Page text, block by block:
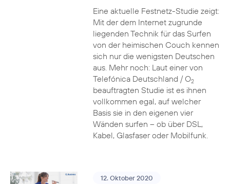
Eine aktuelle Festnetz-Studie zeigt:
Mit der dem Internet zugrunde
liegenden Technik für das Surfen
von der heimischen Couch kennen
sich nur die wenigsten Deutschen
aus. Mehr noch: Laut einer von
Telefónica Deutschland / O2
beauftragten Studie ist es ihnen
vollkommen egal, auf welcher
Basis sie in den eigenen vier
Wänden surfen – ob über DSL,
Kabel, Glasfaser oder Mobilfunk.
12. Oktober 2020